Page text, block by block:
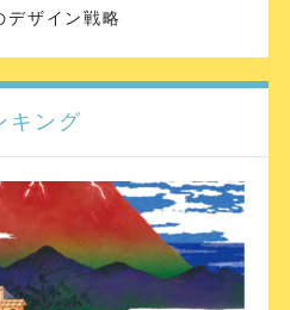
デザイン戦略
キング